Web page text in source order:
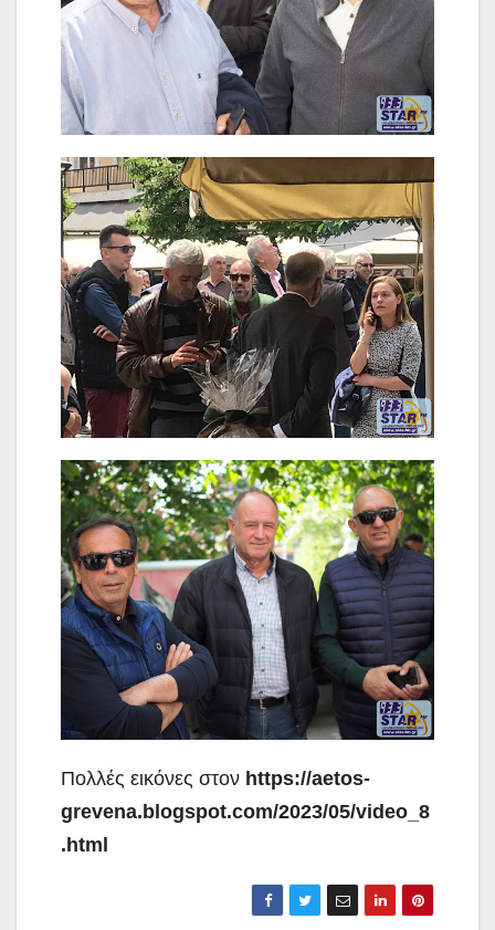
Πολλές εικόνες στον https://aetos-
grevena.blogspot.com/2023/05/video_8
.html